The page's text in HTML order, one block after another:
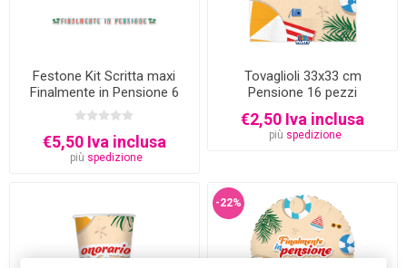
Festone Kit Scritta maxi
Finalmente in Pensione 6
metri
€5,50 Iva inclusa
più spedizione
Tovaglioli 33x33 cm
Pensione 16 pezzi
€2,50 Iva inclusa
più spedizione
-22%